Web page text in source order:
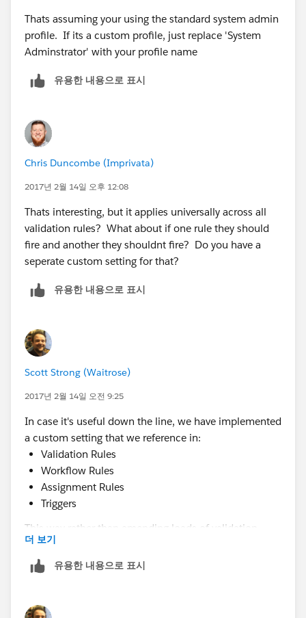
Thats assuming your using the standard system admin
profile. If its a custom profile, just replace 'System
Adminstrator' with your profile name
유용한 내용으로 표시
Chris Duncombe (Imprivata)
2017년 2월 14일 오후 12:08
Thats interesting, but it applies universally across all
validation rules? What about if one rule they should
fire and another they shouldnt fire? Do you have a
seperate custom setting for that?
유용한 내용으로 표시
Scott Strong (Waitrose)
2017년 2월 14일 오전 9:25
In case it's useful down the line, we have implemented
a custom setting that we reference in:
Validation Rules
Workflow Rules
Assignment Rules
Triggers
This way rather than amending loads of validation
rules or workflows to add a single user, we just need to
add the user record to the custom setting.
더 보기
유용한 내용으로 표시